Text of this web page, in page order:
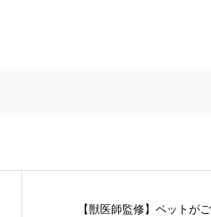
【獣医師監修】ペットが